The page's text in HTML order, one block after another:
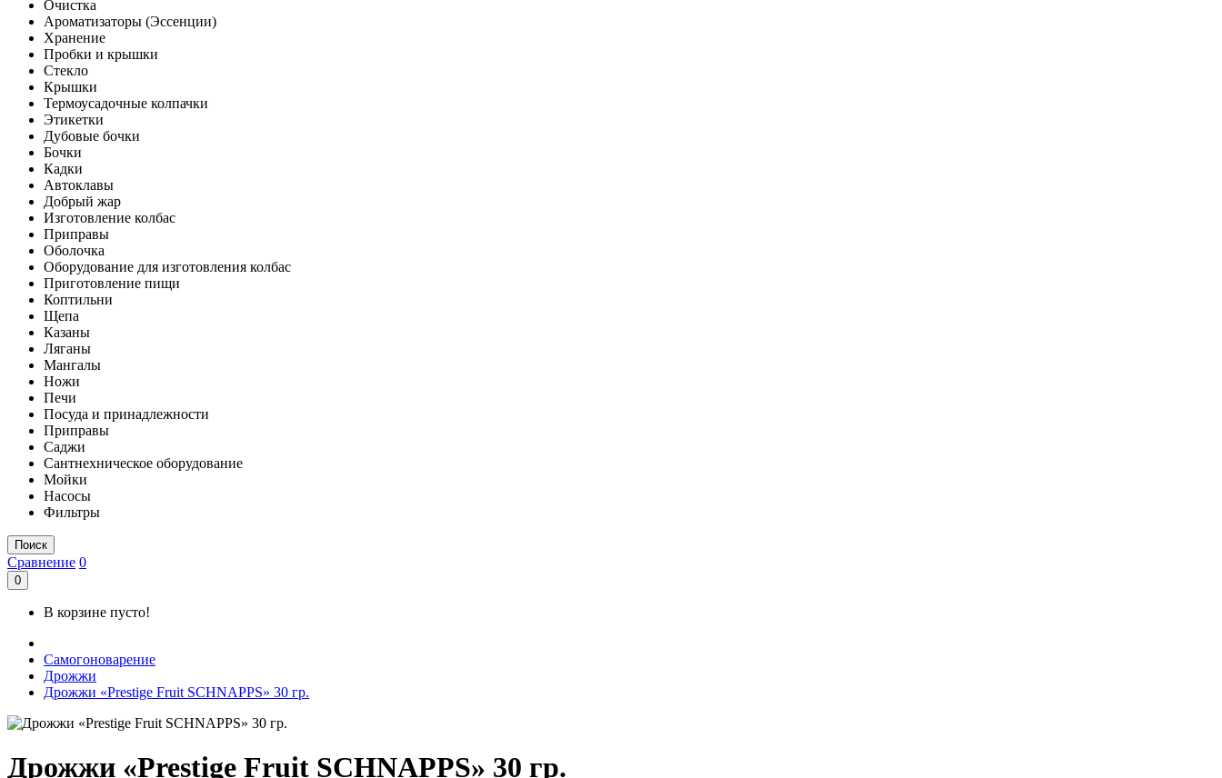
Очистка
Ароматизаторы (Эссенции)
Хранение
Пробки и крышки
Стекло
Крышки
Термоусадочные колпачки
Этикетки
Дубовые бочки
Бочки
Кадки
Автоклавы
Добрый жар
Изготовление колбас
Приправы
Оболочка
Оборудование для изготовления колбас
Приготовление пищи
Коптильни
Щепа
Казаны
Ляганы
Мангалы
Ножи
Печи
Посуда и принадлежности
Приправы
Саджи
Сантнехническое оборудование
Мойки
Насосы
Фильтры
Поиск
Сравнение 0
0
В корзине пусто!
Самогоноварение
Дрожжи
Дрожжи «Prestige Fruit SCHNAPPS» 30 гр.
Дрожжи «Prestige Fruit SCHNAPPS» 30 гр.